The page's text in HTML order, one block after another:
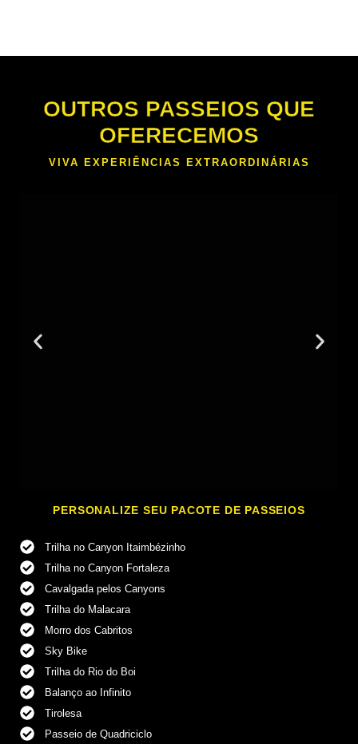
OUTROS PASSEIOS QUE
OFERECEMOS
VIVA EXPERIÊNCIAS EXTRAORDINÁRIAS
Trilha no Canyon
Itaimbézinho
PERSONALIZE SEU PACOTE DE PASSEIOS
Trilha no Canyon Itaimbézinho
Trilha no Canyon Fortaleza
Cavalgada pelos Canyons
Trilha do Malacara
Morro dos Cabritos
Sky Bike
Trilha do Rio do Boi
Balanço ao Infinito
Tirolesa
Passeio de Quadriciclo